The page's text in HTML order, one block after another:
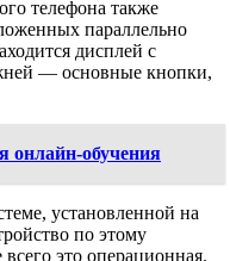
телефона также
параллельно
дисплей с
— основные кнопки,
онлайн-обучения
установленной на
по этому
это операционная.